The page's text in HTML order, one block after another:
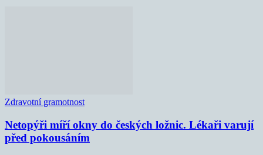
Zdravotní gramotnost
Netopýři míří okny do českých ložnic. Lékaři varují
před pokousáním